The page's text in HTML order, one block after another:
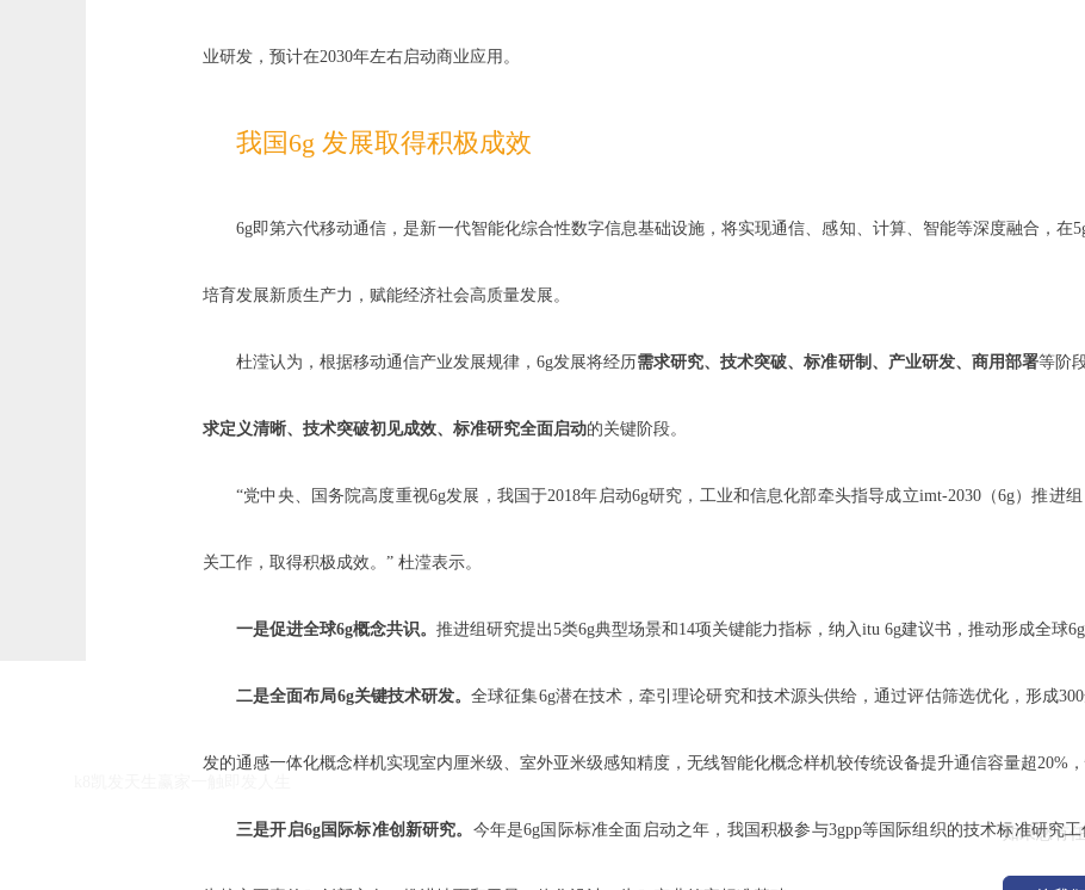
业研发，预计在2030年左右启动商业应用。
我国6g 发展取得积极成效
6g即第六代移动通信，是新一代智能化综合性数字信息基础设施，将实现通信、感知、计算、智能等深度融合，在
培育发展新质生产力，赋能经济社会高质量发展。
杜滢认为，根据移动通信产业发展规律，6g发展将经历需求研究、技术突破、标准研制、产业研发、商用部署等阶
求定义清晰、技术突破初见成效、标准研究全面启动的关键阶段。
“党中央、国务院高度重视6g发展，我国于2018年启动6g研究，工业和信息化部牵头指导成立imt-2030（6g）推进
关工作，取得积极成效。” 杜滢表示。
一是促进全球6g概念共识。 推进组研究提出5类6g典型场景和14项关键能力指标，纳入itu 6g建议书，推动形成全球6g
二是全面布局6g关键技术研发。全球征集6g潜在技术，牵引理论研究和技术源头供给，通过评估筛选优化，形成
发的通感一体化概念样机实现室内厘米级、室外亚米级感知精度，无线智能化概念样机较传统设备提升通信容量超20%，
三是开启6g国际标准创新研究。 今年是6g国际标准全面启动之年，我国积极参与3gpp等国际组织的技术标准研究
如果您有
k8凯发天生赢家一触即发人生的友情链接：|||